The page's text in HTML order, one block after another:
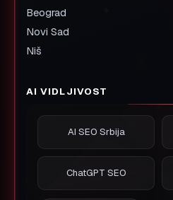
Beograd
Novi Sad
Niš
AI VIDLJIVOST
AI SEO Srbija
ChatGPT SEO